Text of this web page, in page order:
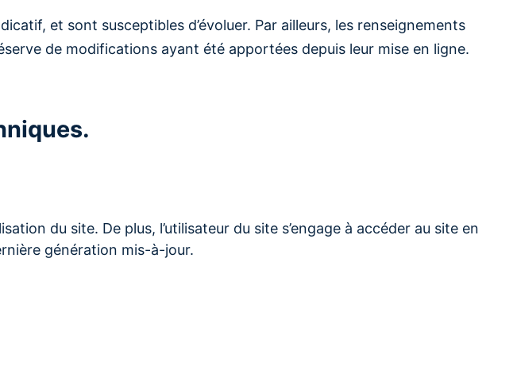
et sont susceptibles d’évoluer. Par ailleurs, les renseignements
de modifications ayant été apportées depuis leur mise en ligne.
du site. De plus, l’utilisateur du site s’engage à accéder au site en
génération mis-à-jour.